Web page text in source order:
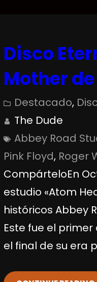
Disco
Mother
Destacado,
The Dude
Abbey Road
Pink Floyd, Roger
CompárteloEn
estudio «Atom
históricos Abbey
Este fue el
el final de su era